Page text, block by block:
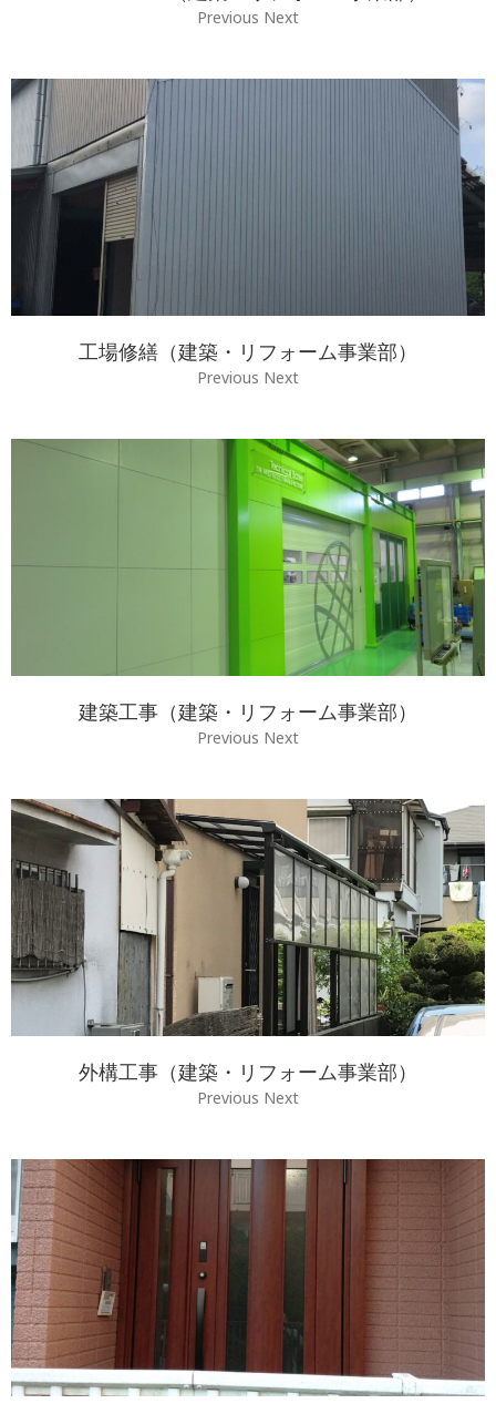
Previous Next
工場修繕（建築・リフォーム事業部）
Previous Next
建築工事（建築・リフォーム事業部）
Previous Next
外構工事（建築・リフォーム事業部）
Previous Next